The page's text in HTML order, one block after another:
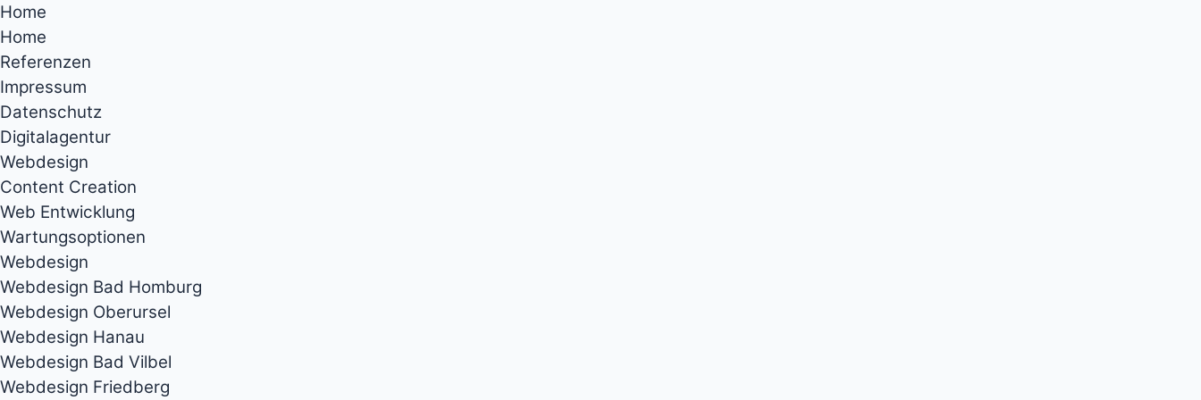
Home
Home
Referenzen
Impressum
Datenschutz
Digitalagentur
Webdesign
Content Creation
Web Entwicklung
Wartungsoptionen
Webdesign
Webdesign Bad Homburg
Webdesign Oberursel
Webdesign Hanau
Webdesign Bad Vilbel
Webdesign Friedberg